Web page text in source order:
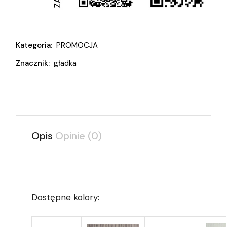
Kategoria: PROMOCJA
Znacznik: gładka
Opis Opinie (0)
Dostępne kolory: